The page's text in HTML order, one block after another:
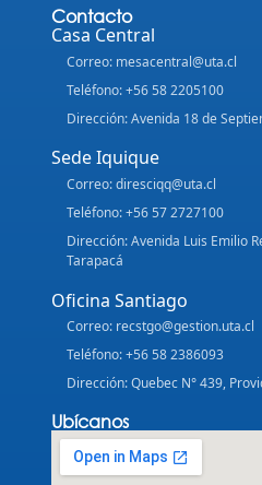
Contacto
Casa Central
Correo: mesacentral@uta.cl
Teléfono: +56 58 2205100
Dirección: Avenida 18 de
Sede Iquique
Correo: diresciqq@uta.cl
Teléfono: +56 57 2727100
Dirección: Avenida Luis Emilio
Tarapacá
Oficina Santiago
Correo: recstgo@gestion.uta.cl
Teléfono: +56 58 2386093
Dirección: Quebec N° 439,
Ubícanos